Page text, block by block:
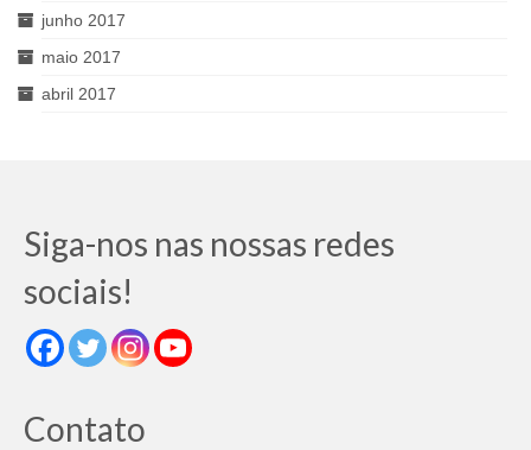
junho 2017
maio 2017
abril 2017
Siga-nos nas nossas redes
sociais!
Contato